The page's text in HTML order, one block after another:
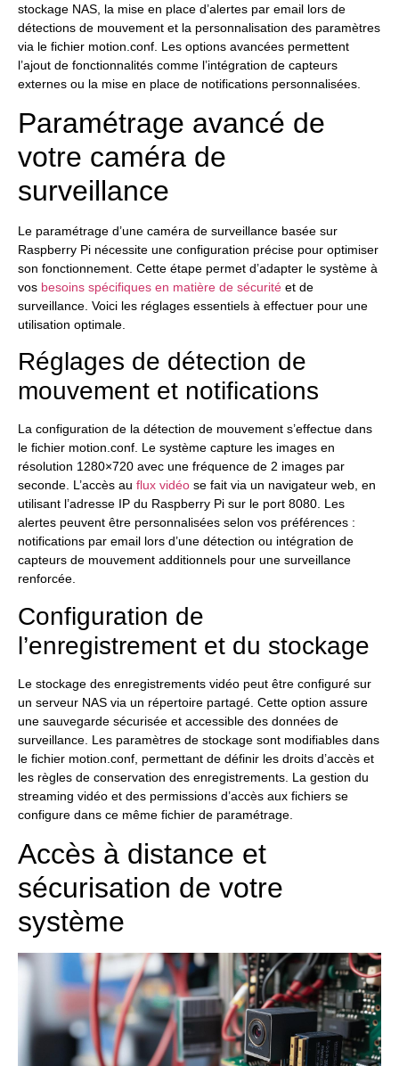
stockage NAS, la mise en place d’alertes par email lors de
détections de mouvement et la personnalisation des paramètres
via le fichier motion.conf. Les options avancées permettent
l’ajout de fonctionnalités comme l’intégration de capteurs
externes ou la mise en place de notifications personnalisées.
Paramétrage avancé de
votre caméra de
surveillance
Le paramétrage d’une caméra de surveillance basée sur
Raspberry Pi nécessite une configuration précise pour optimiser
son fonctionnement. Cette étape permet d’adapter le système à
vos besoins spécifiques en matière de sécurité et de
surveillance. Voici les réglages essentiels à effectuer pour une
utilisation optimale.
Réglages de détection de
mouvement et notifications
La configuration de la détection de mouvement s’effectue dans
le fichier motion.conf. Le système capture les images en
résolution 1280×720 avec une fréquence de 2 images par
seconde. L’accès au flux vidéo se fait via un navigateur web, en
utilisant l’adresse IP du Raspberry Pi sur le port 8080. Les
alertes peuvent être personnalisées selon vos préférences :
notifications par email lors d’une détection ou intégration de
capteurs de mouvement additionnels pour une surveillance
renforcée.
Configuration de
l’enregistrement et du stockage
Le stockage des enregistrements vidéo peut être configuré sur
un serveur NAS via un répertoire partagé. Cette option assure
une sauvegarde sécurisée et accessible des données de
surveillance. Les paramètres de stockage sont modifiables dans
le fichier motion.conf, permettant de définir les droits d’accès et
les règles de conservation des enregistrements. La gestion du
streaming vidéo et des permissions d’accès aux fichiers se
configure dans ce même fichier de paramétrage.
Accès à distance et
sécurisation de votre
système